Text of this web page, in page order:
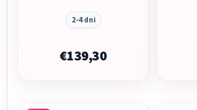
2-4 dni
€139,30